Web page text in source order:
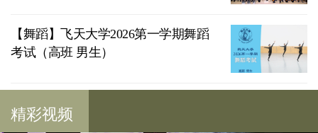
【舞蹈】飞天大学2026第一学期舞蹈
考试（高班 男生）
精彩视频